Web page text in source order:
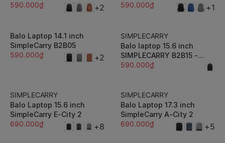
590.000₫
+2
590.000₫
+1
Balo Laptop 14.1 inch
SimpleCarry B2B05
590.000₫
+2
SIMPLECARRY
Balo laptop 15.6 inch
SIMPLECARRY B2B15 -
Phong cách tối giản, nhẹ,
590.000₫
SIMPLECARRY
Balo Laptop 15.6 inch
SimpleCarry E-City 2
690.000₫
+8
SIMPLECARRY
Balo Laptop 17.3 inch
SimpleCarry A-City 2
690.000₫
+5